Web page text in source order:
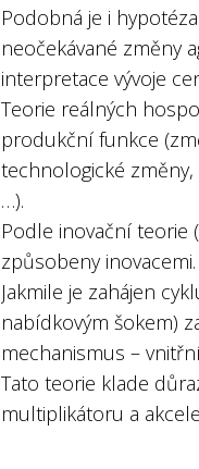
Podobná je i
neočekávané změny
interpretace vývoje
Teorie reálných
produkční funkce
technologické
…).
Podle inovační teorie
způsobeny inovacemi.
Jakmile je zahájen
nabídkovým šokem)
mechanismus –
Tato teorie klade
multiplikátoru a